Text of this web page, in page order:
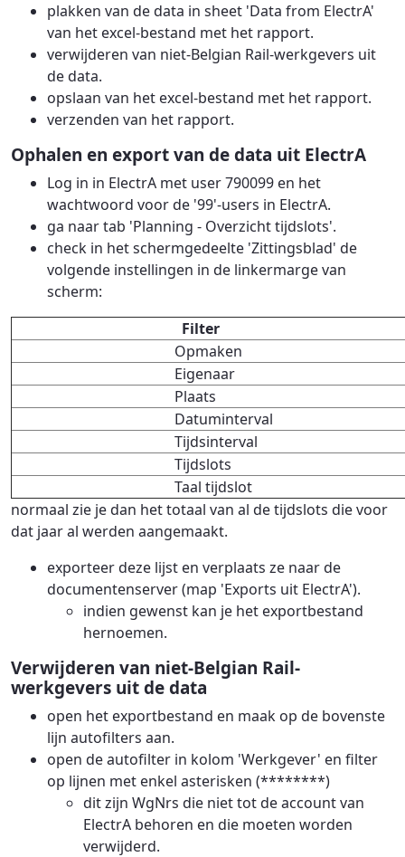
plakken van de data in sheet 'Data from ElectrA'
van het excel-bestand met het rapport.
verwijderen van niet-Belgian Rail-werkgevers uit
de data.
opslaan van het excel-bestand met het rapport.
verzenden van het rapport.
Ophalen en export van de data uit ElectrA
Log in in ElectrA met user 790099 en het
wachtwoord voor de '99'-users in ElectrA.
ga naar tab 'Planning - Overzicht tijdslots'.
check in het schermgedeelte 'Zittingsblad' de
volgende instellingen in de linkermarge van
scherm:
Filter
Opmaken
Eigenaar
Plaats
Datuminterval
Tijdsinterval
Tijdslots
Taal tijdslot
normaal zie je dan het totaal van al de tijdslots die voor
dat jaar al werden aangemaakt.
exporteer deze lijst en verplaats ze naar de
documentenserver (map 'Exports uit ElectrA').
indien gewenst kan je het exportbestand
hernoemen.
Verwijderen van niet-Belgian Rail-
werkgevers uit de data
open het exportbestand en maak op de bovenste
lijn autofilters aan.
open de autofilter in kolom 'Werkgever' en filter
op lijnen met enkel asterisken (********)
dit zijn WgNrs die niet tot de account van
ElectrA behoren en die moeten worden
verwijderd.